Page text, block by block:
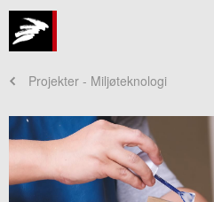
Projekter - Miljøteknologi